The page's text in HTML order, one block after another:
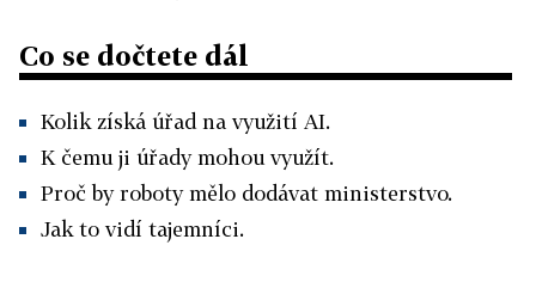
Co se dočtete dál
Kolik získá úřad na využití AI.
K čemu ji úřady mohou využít.
Proč by roboty mělo dodávat ministerstvo.
Jak to vidí tajemníci.